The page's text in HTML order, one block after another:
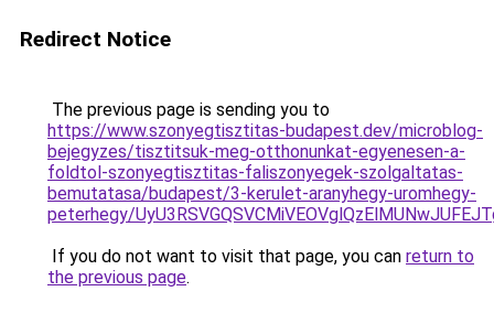
Redirect Notice
The previous page is sending you to
https://www.szonyegtisztitas-budapest.dev/microblog-
bejegyzes/tisztitsuk-meg-otthonunkat-egyenesen-a-
foldtol-szonyegtisztitas-faliszonyegek-szolgaltatas-
bemutatasa/budapest/3-kerulet-aranyhegy-uromhegy-
peterhegy/
If you do not want to visit that page, you can return to
the previous page.